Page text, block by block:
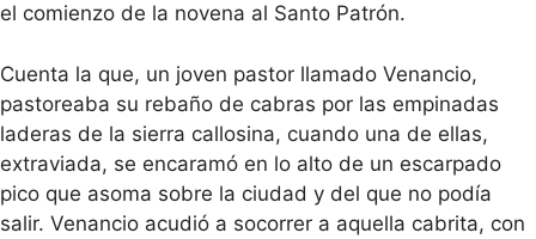
el comienzo de la novena al Santo Patrón.
Cuenta la que, un joven pastor llamado Venancio,
pastoreaba su rebaño de cabras por las empinadas
laderas de la sierra callosina, cuando una de ellas,
extraviada, se encaramó en lo alto de un escarpado
pico que asoma sobre la ciudad y del que no podía
salir. Venancio acudió a socorrer a aquella cabrita, con